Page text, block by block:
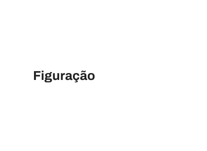
Figuração